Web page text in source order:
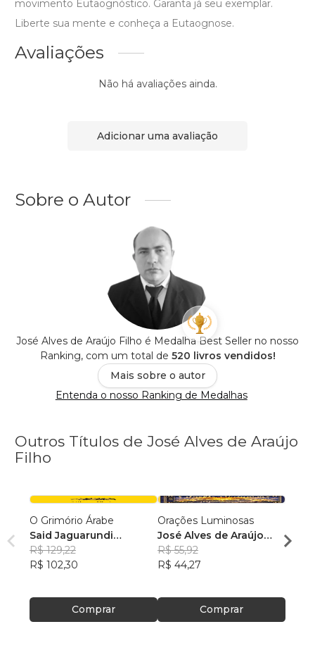
movimento Eutaognóstico. Garanta já seu exemplar.
Liberte sua mente e conheça a Eutaognose.
Avaliações
Não há avaliações ainda.
Adicionar uma avaliação
Sobre o Autor
José Alves de Araújo Filho é Medalha Best Seller no nosso
Ranking, com um total de 520 livros vendidos!
Mais sobre o autor
Entenda o nosso Ranking de Medalhas
Outros Títulos de José Alves de Araújo
Filho
O Grimório Árabe
Said Jaguarundi
Mourisco
R$ 129,22
R$ 102,30
Comprar
Orações Luminosas
José Alves de Araújo
Filho
R$ 55,92
R$ 44,27
Comprar
José
Filho
R$